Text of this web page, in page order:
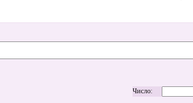
Число: